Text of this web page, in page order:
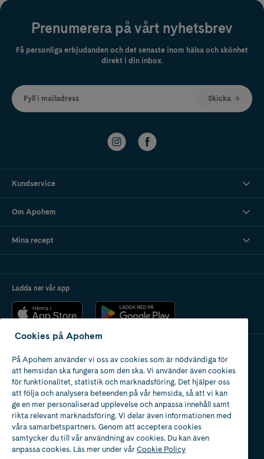
Prenumerera på vårt nyhetsbrev
Få personliga erbjudanden och det senaste inom hälsa och skönhet
direkt i din inbox.
Fyll i mailadress Skicka
Kundservice
Om Apohem
Mina recept
Ladda ner vår app
Apotek med tillstånd
av Läkemedelsverket
Cookies på Apohem
På Apohem använder vi oss av cookies som är nödvändiga för
att hemsidan ska fungera som den ska. Vi använder även cookies
för funktionalitet, statistik och marknadsföring. Det hjälper oss
att följa och analysera beteenden på vår hemsida, så att vi kan
ge en mer personaliserad upplevelse och anpassa innehåll samt
rikta relevant marknadsföring. Vi delar även informationen med
våra samarbetspartners. Genom att acceptera cookies
samtycker du till vår användning av cookies. Du kan även
anpassa cookies. Läs mer under vårCookie Policy